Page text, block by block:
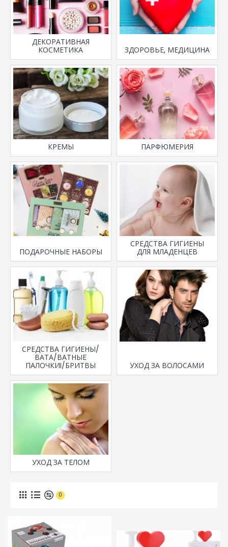
ДЕКОРАТИВНАЯ
КОСМЕТИКА
ЗДОРОВЬЕ, МЕДИЦИНА
КРЕМЫ ПАРФЮМЕРИЯ
ПОДАРОЧНЫЕ НАБОРЫ
СРЕДСТВА ГИГИЕНЫ
ДЛЯ МЛАДЕНЦЕВ
СРЕДСТВА ГИГИЕНЫ/
ВАТА/ВАТНЫЕ
ПАЛОЧКИI/БРИТВЫ
УХОД ЗА ВОЛОСАМИ
УХОД ЗА ТЕЛОМ
0